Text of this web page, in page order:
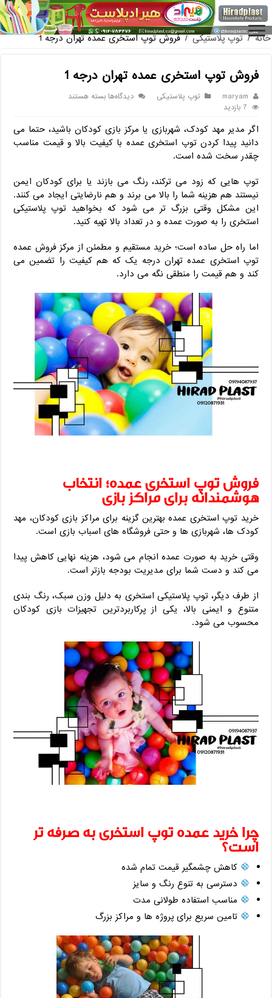
فروش گلدان پلاستیکی گلخانه به صورت آنلاین
خانه / توپ پلاستیکی / فروش توپ استخری عمده تهران درجه 1
فروش توپ استخری عمده تهران درجه 1
maryam توپ پلاستیکی دیدگاه‌هابرای
استخری
عمده
تهران
بسته هستند
7 بازدید
اگر مدیر مهد کودک، شهربازی یا مرکز بازی کودکان باشید، حتما می‌
دانید پیدا کردن توپ استخری عمده با کیفیت بالا و قیمت مناسب
چقدر سخت شده است.
توپ ‌هایی که زود می ‌ترکند، رنگ می ‌بازند یا برای کودکان ایمن
نیستند هم هزینه شما را بالا می‌ برند و هم نارضایتی ایجاد می ‌کنند.
این مشکل وقتی بزرگ‌ تر می ‌شود که بخواهید توپ پلاستیکی
استخری را به ‌صورت عمده و در تعداد بالا تهیه کنید.
اما راه ‌حل ساده است؛ خرید مستقیم و مطمئن از مرکز فروش عمده
توپ استخری عمده تهران درجه یک که هم کیفیت را تضمین می
‌کند و هم قیمت را منطقی نگه می ‌دارد.
فروش توپ استخری عمده؛ انتخاب
هوشمندانه برای مراکز بازی
خرید توپ استخری عمده بهترین گزینه برای مراکز بازی کودکان، مهد
کودک ‌ها، شهربازی‌ ها و حتی فروشگاه ‌های اسباب ‌بازی است.
وقتی خرید به ‌صورت عمده انجام می ‌شود، هزینه نهایی کاهش پیدا
می ‌کند و دست شما برای مدیریت بودجه بازتر است.
از طرف دیگر، توپ پلاستیکی استخری به دلیل وزن سبک، رنگ ‌بندی
متنوع و ایمنی بالا، یکی از پرکاربردترین تجهیزات بازی کودکان
محسوب می ‌شود.
چرا خرید عمده توپ استخری به ‌صرفه ‌تر
است؟
کاهش چشمگیر قیمت تمام ‌شده
دسترسی به تنوع رنگ و سایز
مناسب استفاده طولانی ‌مدت
تامین سریع برای پروژه‌ ها و مراکز بزرگ